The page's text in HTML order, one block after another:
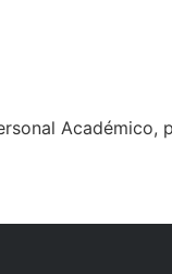
Académico,